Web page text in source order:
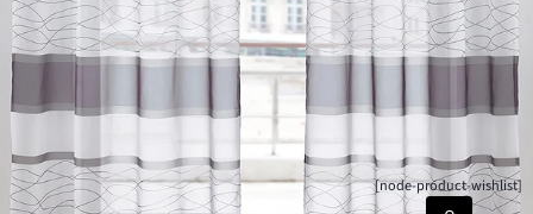
[node-product-wishlist]